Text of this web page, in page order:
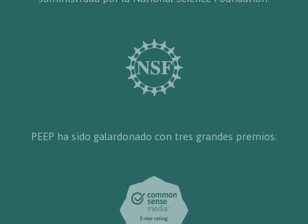
PEEP ha sido galardonado con tres grandes premios: